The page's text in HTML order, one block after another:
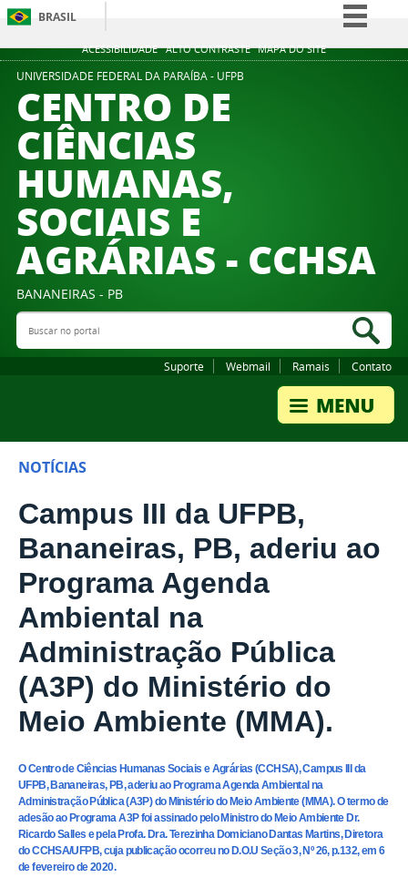
ACESSIBILIDADE ALTO CONTRASTE MAPA DO SITE
BRASIL
Simplifique!
UNIVERSIDADE FEDERAL DA PARAÍBA - UFPB
CENTRO DE
CIÊNCIAS
HUMANAS,
SOCIAIS E
AGRÁRIAS - CCHSA
BANANEIRAS - PB
Buscar no portal
Suporte Webmail Ramais Contato
NOTÍCIAS
Campus III da UFPB,
Bananeiras, PB, aderiu ao
Programa Agenda
Ambiental na
Administração Pública
(A3P) do Ministério do
Meio Ambiente (MMA).
O Centro de Ciências Humanas Sociais e Agrárias (CCHSA), Campus III da
UFPB, Bananeiras, PB, aderiu ao Programa Agenda Ambiental na
Administração Pública (A3P) do Ministério do Meio Ambiente (MMA). O termo de
adesão ao Programa A3P foi assinado pelo Ministro do Meio Ambiente Dr.
Ricardo Salles e pela Profa. Dra. Terezinha Domiciano Dantas Martins, Diretora
do CCHSA/UFPB, cuja publicação ocorreu no D.O.U Seção 3, Nº 26, p.132, em 6
de fevereiro de 2020.